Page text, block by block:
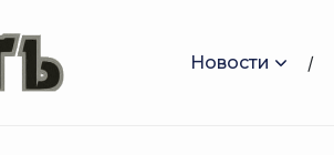
Новости